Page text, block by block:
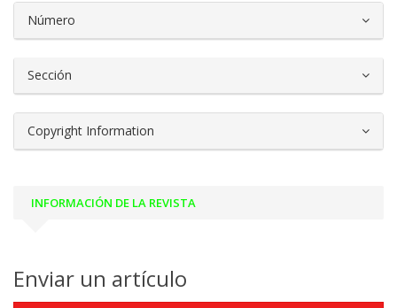
Número
Sección
Copyright Information
INFORMACIÓN DE LA REVISTA
Enviar un artículo